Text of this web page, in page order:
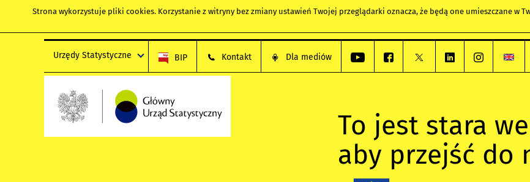
Strona wykorzystuje pliki cookies. Korzystanie z witryny bez zmiany ustawień Twojej przeglądarki oznacza, że będą one umieszczane w
Urzędy Statystyczne BIP Kontakt Dla mediów
To jest stara
aby przejść do